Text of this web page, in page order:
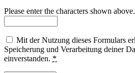
Please enter the characters shown above.
Mit der Nutzung dieses Formulars
Speicherung und Verarbeitung deiner
einverstanden. *